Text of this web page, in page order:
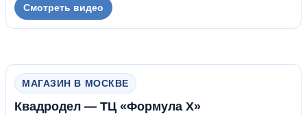
Смотреть видео
МАГАЗИН В МОСКВЕ
Квадродел — ТЦ «Формула Х»